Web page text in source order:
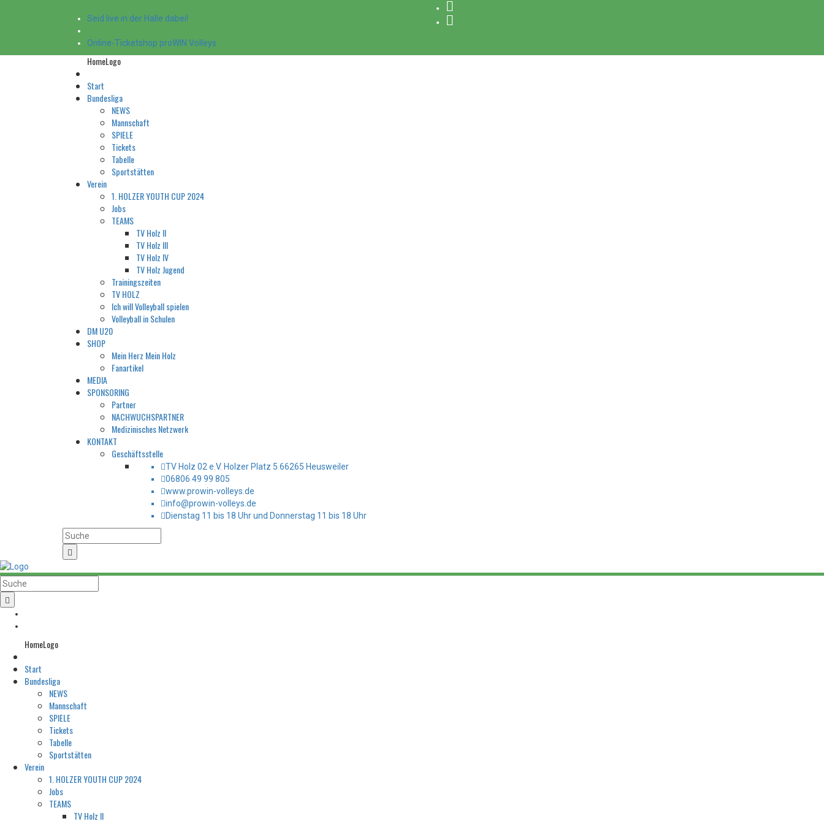
Seid live in der Halle dabei!
Online-Ticketshop proWIN Volleys
HomeLogo
Start
Bundesliga
NEWS
Mannschaft
SPIELE
Tickets
Tabelle
Sportstätten
Verein
1. HOLZER YOUTH CUP 2024
Jobs
TEAMS
TV Holz II
TV Holz III
TV Holz IV
TV Holz Jugend
Trainingszeiten
TV HOLZ
Ich will Volleyball spielen
Volleyball in Schulen
DM U20
SHOP
Mein Herz Mein Holz
Fanartikel
MEDIA
SPONSORING
Partner
NACHWUCHSPARTNER
Medizinisches Netzwerk
KONTAKT
Geschäftsstelle
TV Holz 02 e.V. Holzer Platz 5 66265 Heusweiler
06806 49 99 805
www.prowin-volleys.de
info@prowin-volleys.de
Dienstag 11 bis 18 Uhr und Donnerstag 11 bis 18 Uhr
HomeLogo
Start
Bundesliga
NEWS
Mannschaft
SPIELE
Tickets
Tabelle
Sportstätten
Verein
1. HOLZER YOUTH CUP 2024
Jobs
TEAMS
TV Holz II